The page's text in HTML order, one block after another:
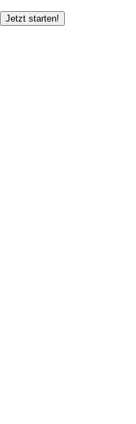
Jetzt starten!